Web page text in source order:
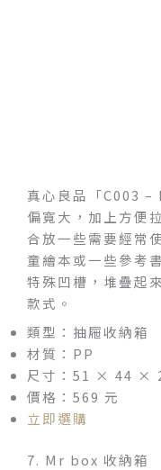
真心良品「C003
偏寬大，加上方便
合放一些需要經常
童繪本或一些參考
特殊凹槽，堆疊起
款式。
類型：抽屜收納箱
材質：PP
尺寸：51 × 44 ×
價格：569 元
立即選購
7. Mr box 收納箱